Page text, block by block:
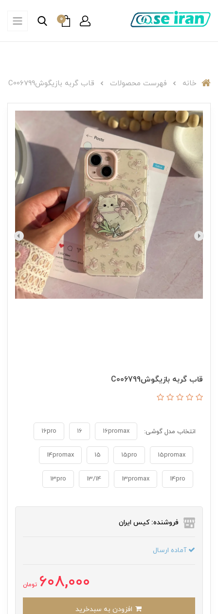
0
خانه فهرست محصولات قاب گربه بازیگوشC006799
قاب گربه بازیگوشC006799
انتخاب مدل گوشی: 16promax
16
16pro
15promax
15pro
15
14promax
14pro
13promax
13/14
13pro
فروشنده: کیس ایران
آماده ارسال
608,000 تومان